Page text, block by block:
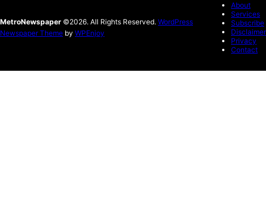
MetroNewspaper ©2026. All Rights Reserved. WordPress
Newspaper Theme by WPEnjoy
About
Services
Subscribe
Disclaimer
Privacy
Contact